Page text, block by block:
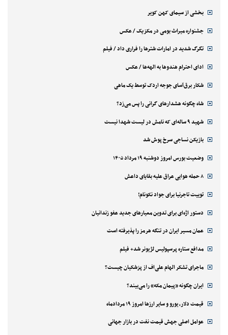
بخشی از سیمای کهن کویر
جشنواره میراث بومی در مکزیک / عکس
تگرگ شدید در امارات شترها را فراری داد / فیلم
ادای احترام هندوها به الهه‌ها / عکس
شکار برق‌آسای جوجه اردک توسط یک ماهی
شاه چگونه هشدارهای گرانی را پس می‌زد؟
شهید ۹ ساله‌ای که نامش در لیست شهدا نیست
بازیکن نساجی سرخ پوش شد
وضعیت بورس امروز دوشنبه ۱۹ مرداد ۱۴۰۵
۸ حمله هوایی عراق علیه بقایای داعش
توییت تاجرنیا برای جواد نکونام!
دستور اژه‌ای برای تدوین معیارهای جدید عفو زندانیان
عمان مسیر ایران در تنگه هرمز را پذیرفته است
مدافع ستاره پرسپولیس لژیونر شد+ فیلم
ماجرای تشکر الهام علی‌اف از پزشکیان چیست؟
ایران چگونه «پیمان مکه» را می‌بیند؟
قیمت دلار، یورو و سایر ارزها امروز ۱۹ مردادماه
عوامل اصلی جهش قیمت نفت در بازار جهانی